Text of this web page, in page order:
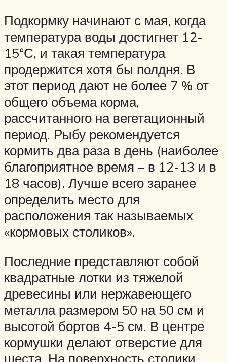
Подкормку начинают с мая, когда
температура воды достигнет 12-
15°С, и такая температура
продержится хотя бы полдня. В
этот период дают не более 7 % от
общего объема корма,
рассчитанного на вегетационный
период. Рыбу рекомендуется
кормить два раза в день (наиболее
благоприятное время – в 12-13 и в
18 часов). Лучше всего заранее
определить место для
расположения так называемых
«кормовых столиков».
Последние представляют собой
квадратные лотки из тяжелой
древесины или нержавеющего
металла размером 50 на 50 см и
высотой бортов 4-5 см. В центре
кормушки делают отверстие для
шеста. На поверхность столики